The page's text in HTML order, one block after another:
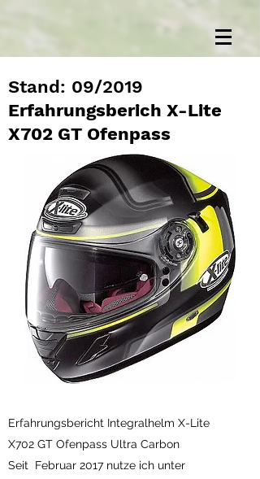
Stand: 09/2019
Erfahrungsberich X-Lite
X702 GT Ofenpass
Erfahrungsbericht Integralhelm X-Lite
X702 GT Ofenpass Ultra Carbon
Seit Februar 2017 nutze ich unter